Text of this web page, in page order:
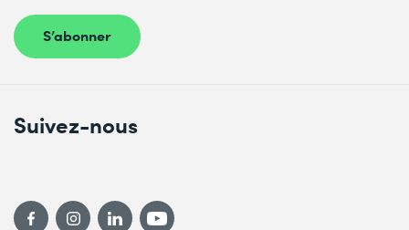
S’abonner
Suivez-nous